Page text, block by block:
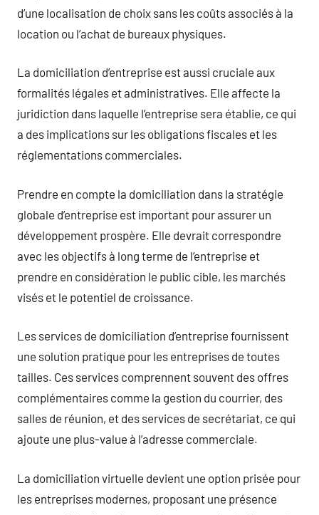
d’une localisation de choix sans les coûts associés à la
location ou l’achat de bureaux physiques.
La domiciliation d’entreprise est aussi cruciale aux
formalités légales et administratives. Elle affecte la
juridiction dans laquelle l’entreprise sera établie, ce qui
a des implications sur les obligations fiscales et les
réglementations commerciales.
Prendre en compte la domiciliation dans la stratégie
globale d’entreprise est important pour assurer un
développement prospère. Elle devrait correspondre
avec les objectifs à long terme de l’entreprise et
prendre en considération le public cible, les marchés
visés et le potentiel de croissance.
Les services de domiciliation d’entreprise fournissent
une solution pratique pour les entreprises de toutes
tailles. Ces services comprennent souvent des offres
complémentaires comme la gestion du courrier, des
salles de réunion, et des services de secrétariat, ce qui
ajoute une plus-value à l’adresse commerciale.
La domiciliation virtuelle devient une option prisée pour
les entreprises modernes, proposant une présence